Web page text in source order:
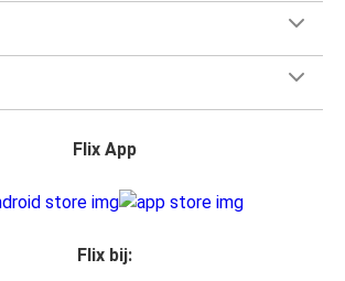
Flix App
Flix bij: